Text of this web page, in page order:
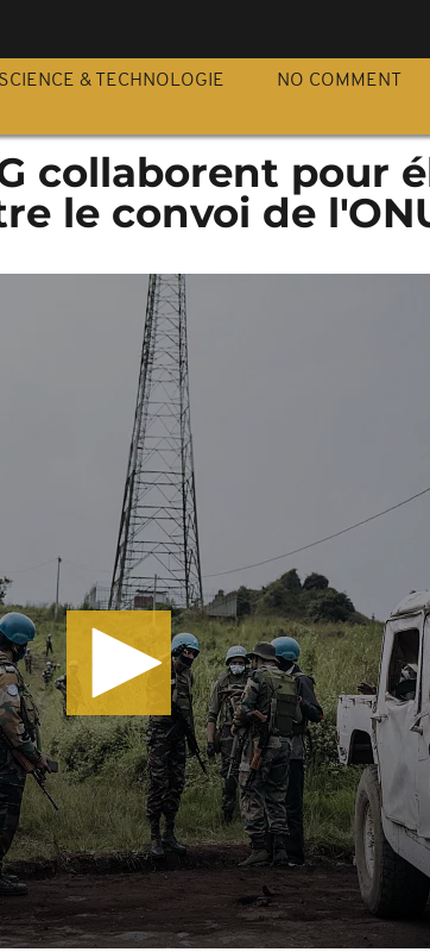
SCIENCE & TECHNOLOGIE NO COMMENT
collaborent pour
le convoi de